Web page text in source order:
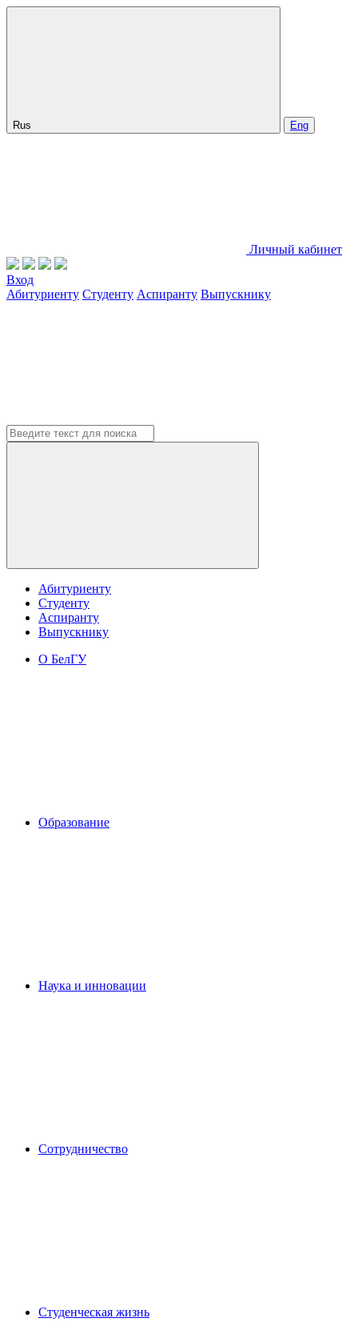
Rus Eng
Личный кабинет
Вход
Абитуриенту Студенту Аспиранту Выпускнику
Абитуриенту
Студенту
Аспиранту
Выпускнику
О БелГУ
Образование
Наука и инновации
Сотрудничество
Студенческая жизнь